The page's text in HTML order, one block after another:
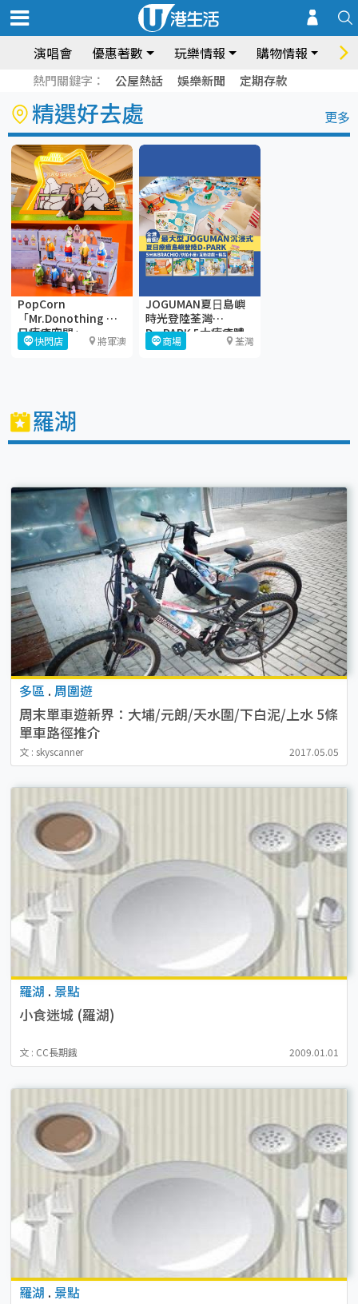
演唱會 優惠著數 玩樂情報 購物情報 飲
熱門關鍵字： 公屋熱話 娛樂新聞 定期存款
精選好去處 更多
PopCorn
「Mr.Donothing 夏
日療癒空間」
快閃店 將軍澳
JOGUMAN夏⽇島嶼
時光登陸荃灣
D·PARK 5大療癒體
驗區+期間限定店
商場 荃灣
羅湖
多區 . 周圍遊
周末單車遊新界：大埔/元朗/天水圍/下白泥/上水 5條
單車路徑推介
文 : skyscanner 2017.05.05
羅湖 . 景點
小食迷城 (羅湖)
文 : CC長期餓 2009.01.01
羅湖 . 景點